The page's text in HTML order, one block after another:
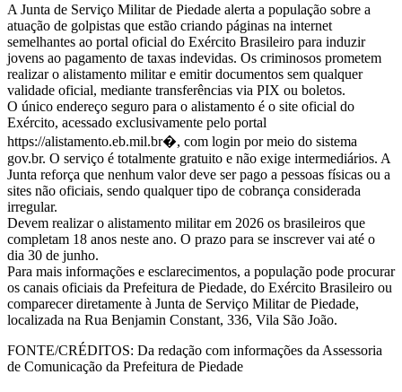
A Junta de Serviço Militar de Piedade alerta a população sobre a
atuação de golpistas que estão criando páginas na internet
semelhantes ao portal oficial do Exército Brasileiro para induzir
jovens ao pagamento de taxas indevidas. Os criminosos prometem
realizar o alistamento militar e emitir documentos sem qualquer
validade oficial, mediante transferências via PIX ou boletos.
O único endereço seguro para o alistamento é o site oficial do
Exército, acessado exclusivamente pelo portal
https://alistamento.eb.mil.br�, com login por meio do sistema
gov.br. O serviço é totalmente gratuito e não exige intermediários. A
Junta reforça que nenhum valor deve ser pago a pessoas físicas ou a
sites não oficiais, sendo qualquer tipo de cobrança considerada
irregular.
Devem realizar o alistamento militar em 2026 os brasileiros que
completam 18 anos neste ano. O prazo para se inscrever vai até o
dia 30 de junho.
Para mais informações e esclarecimentos, a população pode procurar
os canais oficiais da Prefeitura de Piedade, do Exército Brasileiro ou
comparecer diretamente à Junta de Serviço Militar de Piedade,
localizada na Rua Benjamin Constant, 336, Vila São João.
FONTE/CRÉDITOS: Da redação com informações da Assessoria
de Comunicação da Prefeitura de Piedade